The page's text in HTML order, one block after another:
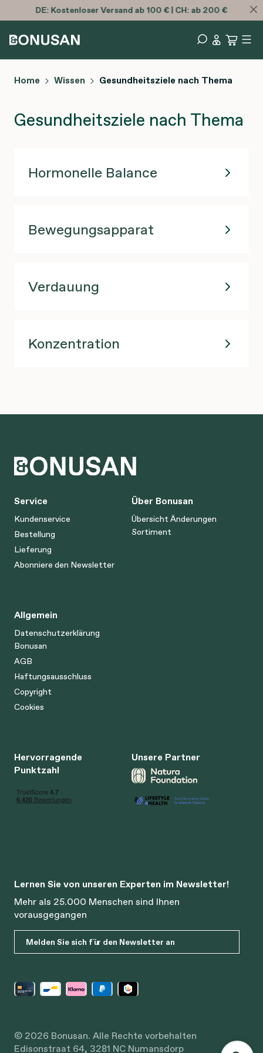
DE: KostenloserVersand ab 100 € | CH: ab 200 €
Home Wissen Gesundheitsziele nach Thema
Gesundheitsziele nach Thema
Hormonelle Balance
Bewegungsapparat
Verdauung
Konzentration
Service
Kundenservice
Bestellung
Lieferung
Abonniere den Newsletter
Über Bonusan
Übersicht Änderungen
Sortiment
Allgemein
Datenschutzerklärung
Bonusan
AGB
Haftungsausschluss
Copyright
Cookies
Hervorragende
Punktzahl
Unsere Partner
Lernen Sie von unseren Experten im Newsletter!
Mehr als 25.000 Menschen sind Ihnen
vorausgegangen
Melden Sie sich für den Newsletter an
© 2026 Bonusan. Alle Rechte vorbehalten
Edisonstraat 64, 3281 NC Numansdorp